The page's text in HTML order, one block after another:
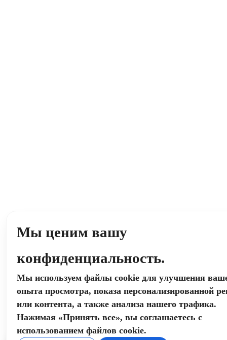
Мы ценим вашу
конфиденциальность.
Мы используем файлы cookie для улучшения
опыта просмотра, показа персонализированной
или контента, а также анализа нашего трафика.
Нажимая «Принять все», вы соглашаетесь с
использованием файлов cookie.